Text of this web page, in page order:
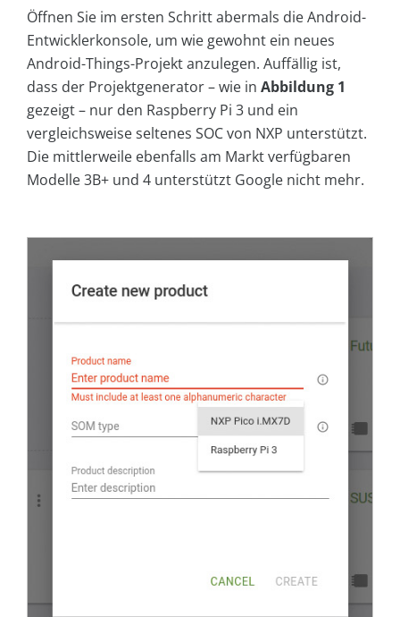
Öffnen Sie im ersten Schritt abermals die Android-
Entwicklerkonsole, um wie gewohnt ein neues
Android-Things-Projekt anzulegen. Auffällig ist,
dass der Projektgenerator – wie in Abbildung 1
gezeigt – nur den Raspberry Pi 3 und ein
vergleichsweise seltenes SOC von NXP unterstützt.
Die mittlerweile ebenfalls am Markt verfügbaren
Modelle 3B+ und 4 unterstützt Google nicht mehr.